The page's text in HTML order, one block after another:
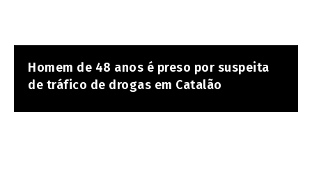
Homem de 48 anos é preso por suspeita
de tráfico de drogas em Catalão